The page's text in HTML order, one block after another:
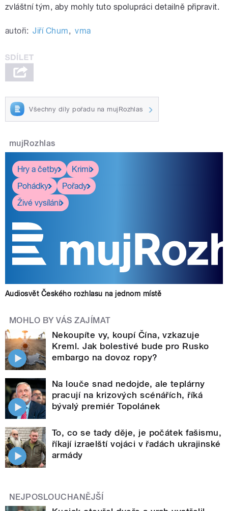
zvláštní tým, aby mohly tuto spolupráci detailně připravit.
autoři: Jiří Chum, vma
Všechny díly pořadu na mujRozhlas
mujRozhlas
Hry a četby
Krimi
Pohádky
Pořady
Živé vysílání
Audiosvět Českého rozhlasu na jednom místě
MOHLO BY VÁS ZAJÍMAT
Nekoupíte vy, koupí Čína, vzkazuje
Kreml. Jak bolestivé bude pro Rusko
embargo na dovoz ropy?
Na louče snad nedojde, ale teplárny
pracují na krizových scénářích, říká
bývalý premiér Topolánek
To, co se tady děje, je počátek fašismu,
říkají izraelští vojáci v řadách ukrajinské
armády
NEJPOSLOUCHANĚJŠÍ